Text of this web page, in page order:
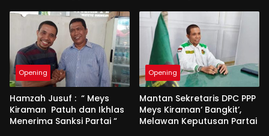
Opening
Hamzah Jusuf : “ Meys
Kiraman Patuh dan Ikhlas
Menerima Sanksi Partai “
Opening
Mantan Sekretaris DPC PPP
Meys Kiraman‘ Bangkit’,
Melawan Keputusan Partai